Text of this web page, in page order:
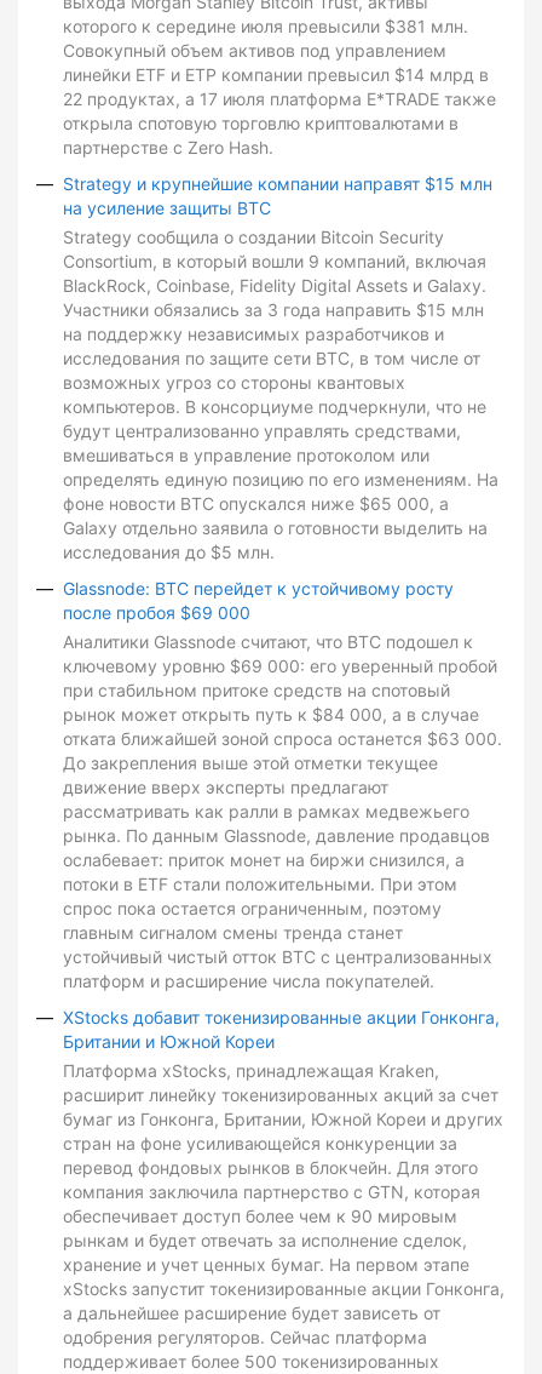
которого к середине июля превысили $381 млн.
Совокупный объем активов под управлением
линейки ETF и ETP компании превысил $14 млрд в
22 продуктах, а 17 июля платформа E*TRADE также
открыла спотовую торговлю криптовалютами в
партнерстве с Zero Hash.
Strategy и крупнейшие компании направят $15 млн
на усиление защиты BTC
Strategy сообщила о создании Bitcoin Security
Consortium, в который вошли 9 компаний, включая
BlackRock, Coinbase, Fidelity Digital Assets и Galaxy.
Участники обязались за 3 года направить $15 млн
на поддержку независимых разработчиков и
исследования по защите сети BTC, в том числе от
возможных угроз со стороны квантовых
компьютеров. В консорциуме подчеркнули, что не
будут централизованно управлять средствами,
вмешиваться в управление протоколом или
определять единую позицию по его изменениям. На
фоне новости BTC опускался ниже $65 000, а
Galaxy отдельно заявила о готовности выделить на
исследования до $5 млн.
Glassnode: BTC перейдет к устойчивому росту
после пробоя $69 000
Аналитики Glassnode считают, что BTC подошел к
ключевому уровню $69 000: его уверенный пробой
при стабильном притоке средств на спотовый
рынок может открыть путь к $84 000, а в случае
отката ближайшей зоной спроса останется $63 000.
До закрепления выше этой отметки текущее
движение вверх эксперты предлагают
рассматривать как ралли в рамках медвежьего
рынка. По данным Glassnode, давление продавцов
ослабевает: приток монет на биржи снизился, а
потоки в ETF стали положительными. При этом
спрос пока остается ограниченным, поэтому
главным сигналом смены тренда станет
устойчивый чистый отток BTC с централизованных
платформ и расширение числа покупателей.
XStocks добавит токенизированные акции Гонконга,
Британии и Южной Кореи
Платформа xStocks, принадлежащая Kraken,
расширит линейку токенизированных акций за счет
бумаг из Гонконга, Британии, Южной Кореи и других
стран на фоне усиливающейся конкуренции за
перевод фондовых рынков в блокчейн. Для этого
компания заключила партнерство с GTN, которая
обеспечивает доступ более чем к 90 мировым
рынкам и будет отвечать за исполнение сделок,
хранение и учет ценных бумаг. На первом этапе
xStocks запустит токенизированные акции Гонконга,
а дальнейшее расширение будет зависеть от
одобрения регуляторов. Сейчас платформа
поддерживает более 500 токенизированных